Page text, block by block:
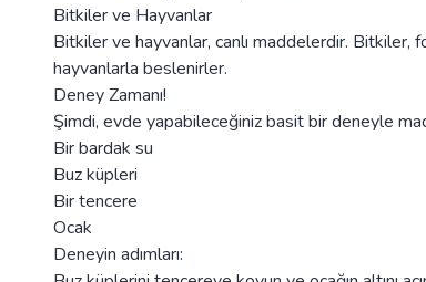
Bitkiler ve Hayvanlar
Bitkiler ve hayvanlar, canlı maddelerdir.
hayvanlarla beslenirler.
Deney Zamanı!
Şimdi, evde yapabileceğiniz basit bir deneyle
Bir bardak su
Buz küpleri
Bir tencere
Ocak
Deneyin adımları: